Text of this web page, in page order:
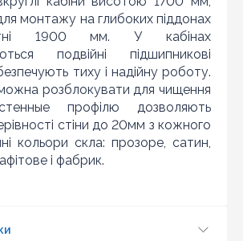
монтажу на глибоких піддонах
1900 мм. У кабінах
подвійні підшипникові
тиху і надійну роботу.
розблокувати для чищення
профілю дозволяють
стіни до 20мм з кожного
кольори скла: прозоре, сатин,
і фабрик.
нашого магазину! Якщо ви блукаючи
ціну потрібного Вам товару
... дайте нам знати, і ми будемо
вигіднішу для Вас ціну (за умови,
повинен бути у конкурента в
на даний товар в іншому інтернет-
і діюча)